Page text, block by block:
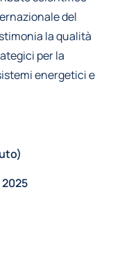
del
la qualità
per la
energetici e